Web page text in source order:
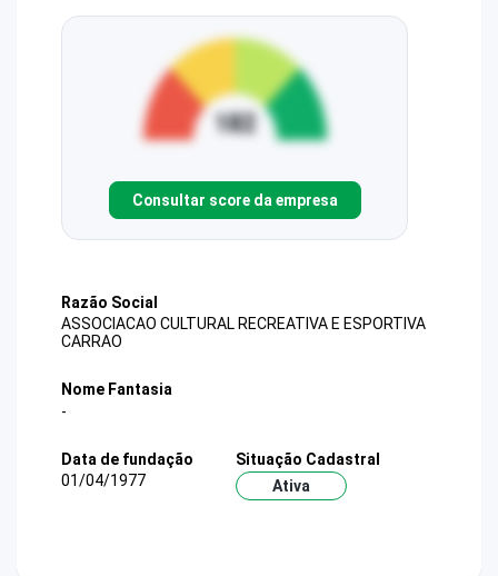
Consultar score da empresa
Razão Social
ASSOCIACAO CULTURAL RECREATIVA E ESPORTIVA
CARRAO
Nome Fantasia
-
Data de fundação
01/04/1977
Situação Cadastral
Ativa